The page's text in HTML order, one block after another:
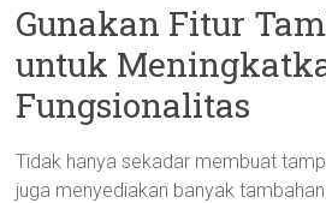
Gunakan Fitur
untuk
Fungsionalitas
Tidak hanya sekadar membuat
juga menyediakan banyak